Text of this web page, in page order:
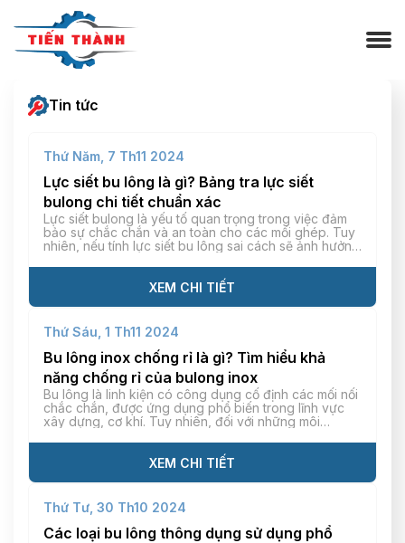
Tin tức
Thứ Năm, 7 Th11 2024
Lực siết bu lông là gì? Bảng tra lực siết
bulong chi tiết chuẩn xác
Lực siết bulong là yếu tố quan trọng trong việc đảm
bảo sự chắc chắn và an toàn cho các mối ghép. Tuy
nhiên, nếu tính lực siết bu lông sai cách sẽ ảnh hưởng
XEM CHI TIẾT
Thứ Sáu, 1 Th11 2024
Bu lông inox chống rỉ là gì? Tìm hiểu khả
năng chống rỉ của bulong inox
Bu lông là linh kiện có công dụng cố định các mối nối
chắc chắn, được ứng dụng phổ biến trong lĩnh vực
xây dựng, cơ khí. Tuy nhiên, đối với những môi
XEM CHI TIẾT
Thứ Tư, 30 Th10 2024
Các loại bu lông thông dụng sử dụng phổ